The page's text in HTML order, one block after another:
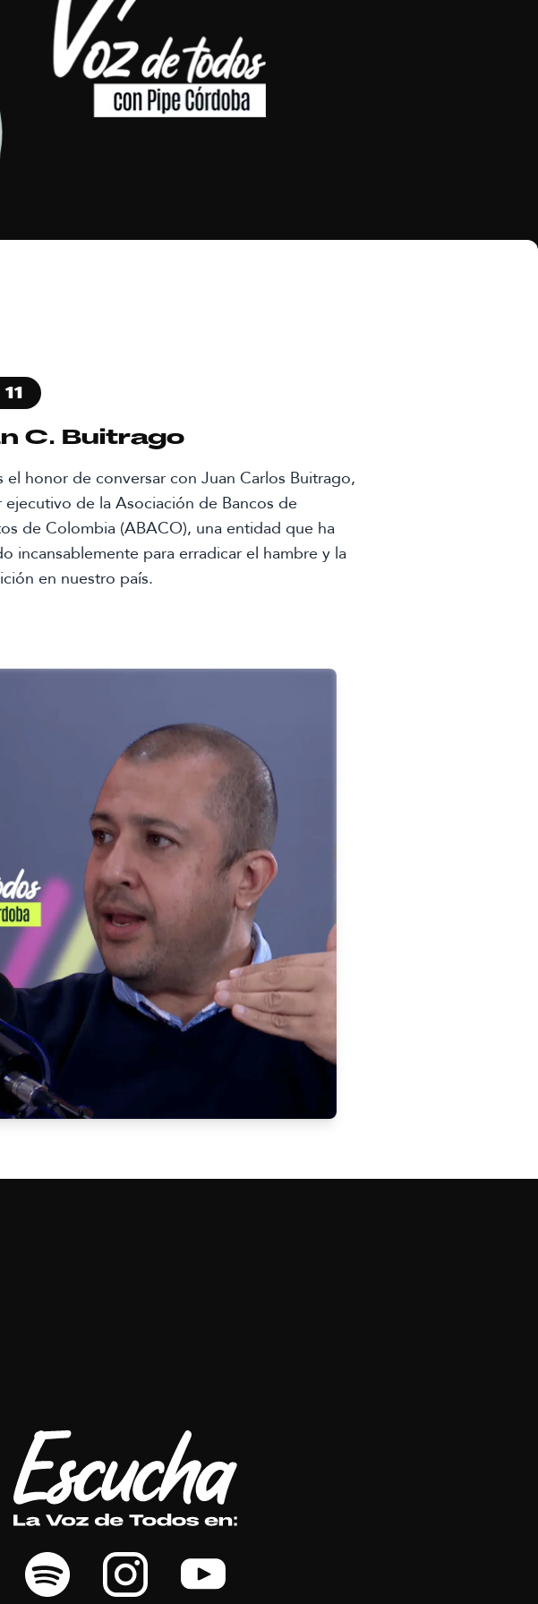
C. Buitrago
el honor de conversar con Juan Carlos Buitrago,
de la Asociación de Bancos de
de Colombia (ABACO), una entidad que ha
incansablemente para erradicar el hambre y la
en nuestro país.